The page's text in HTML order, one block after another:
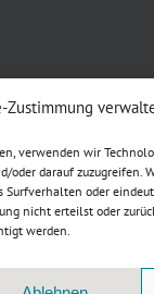
Zustimmung
verwenden wir
oder darauf zuzugreifen.
oder
nicht erteilst oder
werden.